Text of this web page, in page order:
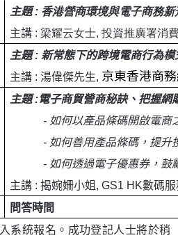
主題: 香港營商環境與電子商務新
主講 : 梁耀云女士, 投資推廣署消
主題 :新常態下的跨境電商行為模
主講 :湯偉傑先生, 京東香港商
主題:電子商貿營商秘訣、把握網
- 如何以產品條碼開啟電商
- 如何善用產品條碼，提升
- 如何透過電子優惠券，鼓
主講 :揭婉姍小姐 , GS1 HK數碼
問答時間
系統報名。成功登記人士將於稍